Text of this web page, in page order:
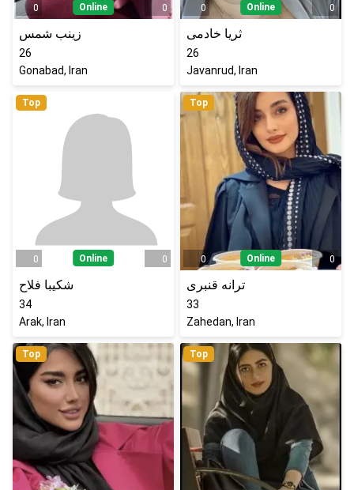
0 Online 0
زینب شمس
26
Gonabad, Iran
0 Online 0
ثریا خادمی
26
Javanrud, Iran
Top
0 Online 0
شکیبا فلاح
34
Arak, Iran
Top
0 Online 0
ترانه قنبری
33
Zahedan, Iran
Top Top